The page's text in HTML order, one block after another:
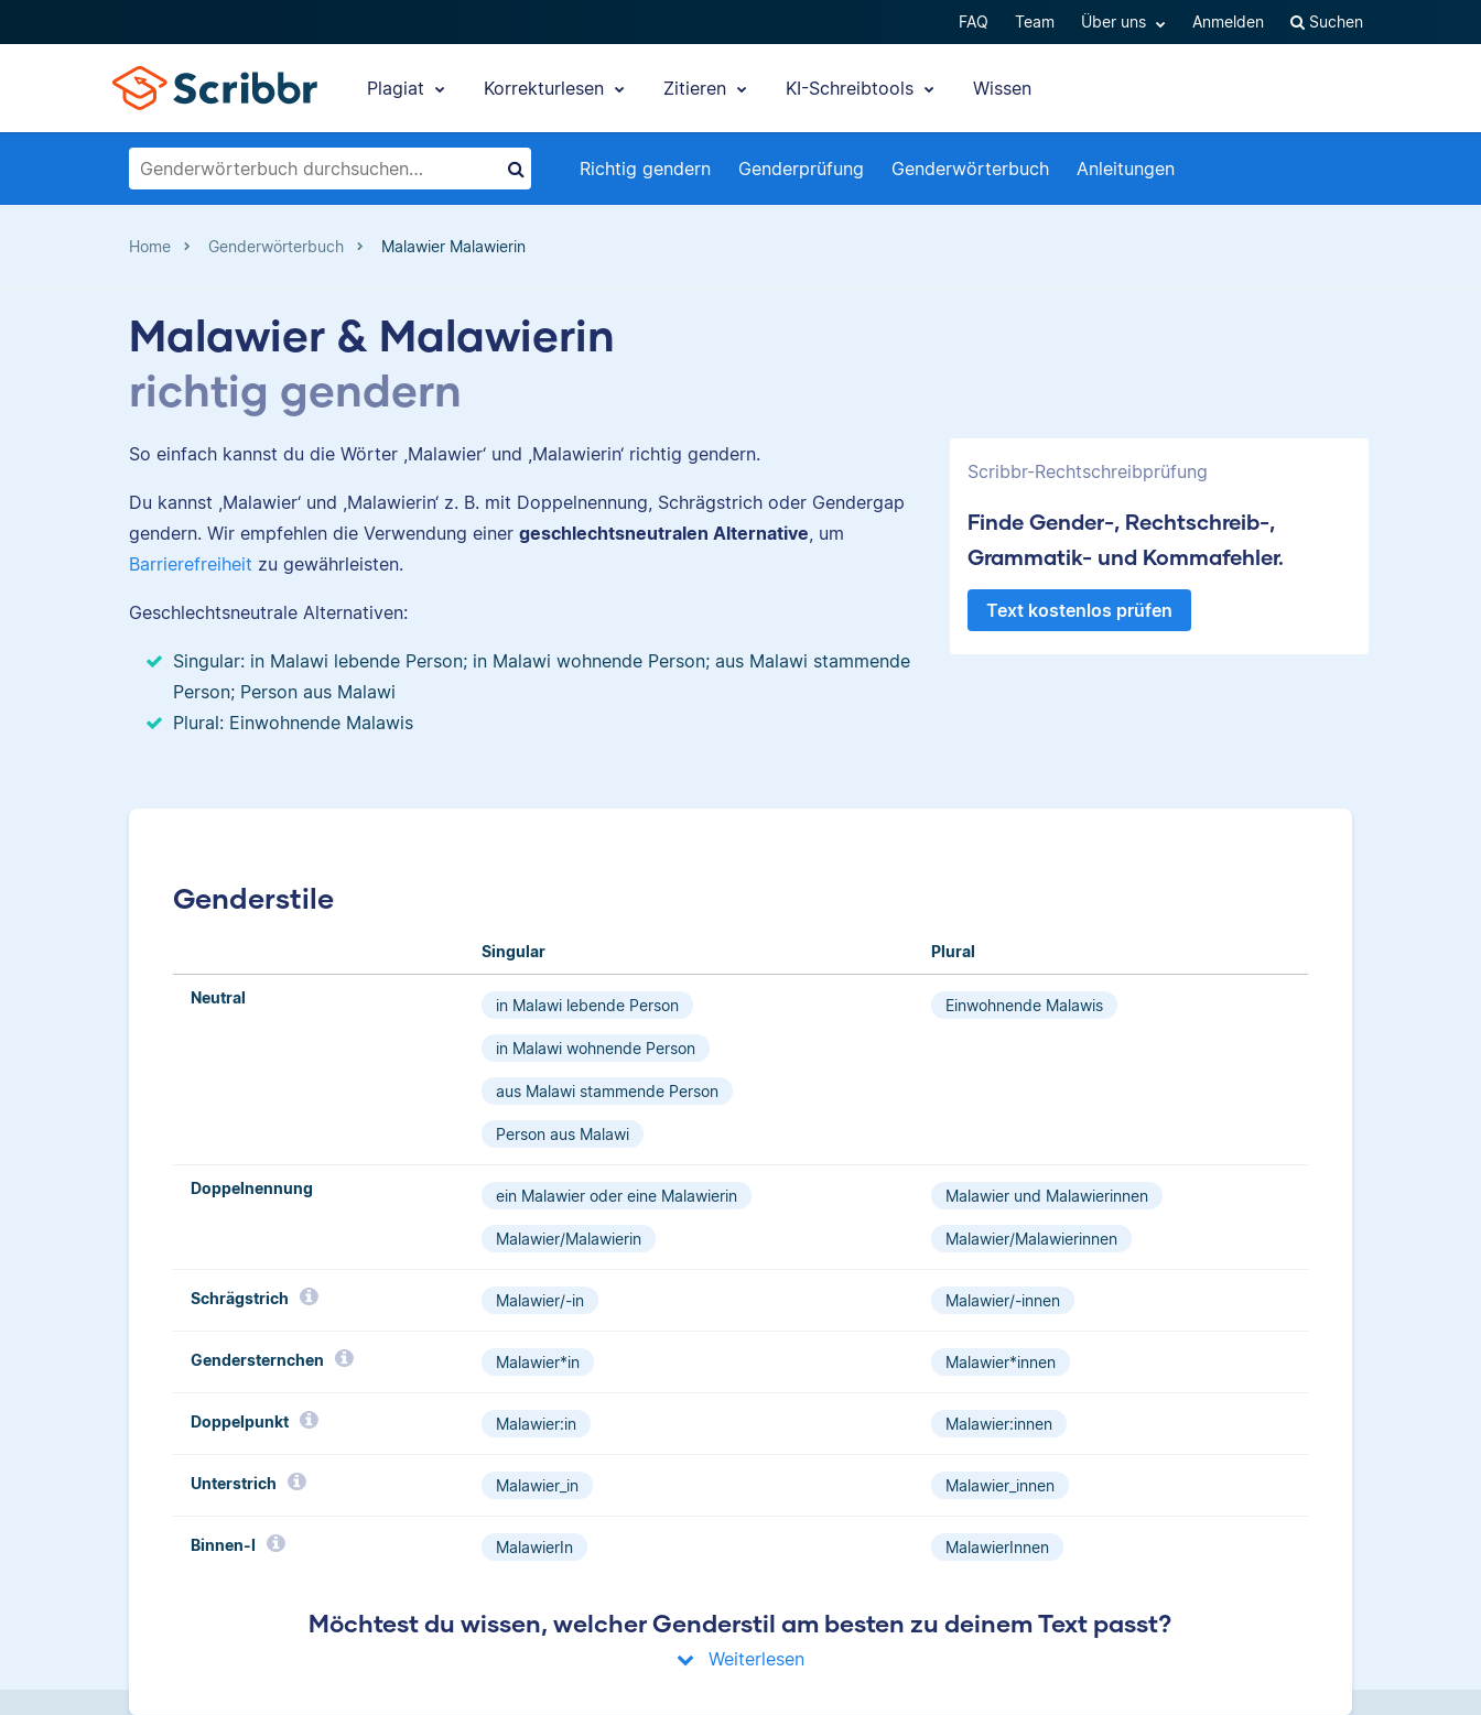
FAQ Team Über uns Anmelden Suchen
Plagiat Korrekturlesen Zitieren KI-Schreibtools Wissen
Richtig gendern Genderprüfung Genderwörterbuch Anleitungen
Home Genderwörterbuch Malawier Malawierin
Malawier & Malawierin
richtig gendern
So einfach kannst du die Wörter ,Malawier‘ und ,Malawierin‘ richtig gendern.
Du kannst ,Malawier‘ und ,Malawierin‘ z. B. mit Doppelnennung, Schrägstrich oder Gendergap
gendern. Wir empfehlen die Verwendung einer geschlechtsneutralen Alternative, um
Barrierefreiheit zu gewährleisten.
Geschlechtsneutrale Alternativen:
Singular: in Malawi lebende Person; in Malawi wohnende Person; aus Malawi stammende
Person; Person aus Malawi
Plural: Einwohnende Malawis
Scribbr-Rechtschreibprüfung
Finde Gender-, Rechtschreib-,
Grammatik- und Kommafehler.
Text kostenlos prüfen
Genderstile
Singular Plural
Neutral in Malawi lebende Person
in Malawi wohnende Person
aus Malawi stammende Person
Person aus Malawi
Einwohnende Malawis
Doppelnennung ein Malawier oder eine Malawierin
Malawier/Malawierin
Malawier und Malawierinnen
Malawier/Malawierinnen
Schrägstrich­ Malawier/-in Malawier/-innen
Gendersternchen Malawier*in Malawier*innen
Doppelpunkt Malawier:in Malawier:innen
Unterstrich Malawier_in Malawier_innen
Binnen-I MalawierIn MalawierInnen
Möchtest du wissen, welcher Genderstil am besten zu deinem Text passt?
Weiterlesen